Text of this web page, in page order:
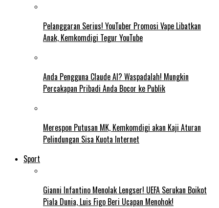
Pelanggaran Serius! YouTuber Promosi Vape Libatkan
Anak, Kemkomdigi Tegur YouTube
Anda Pengguna Claude AI? Waspadalah! Mungkin
Percakapan Pribadi Anda Bocor ke Publik
Merespon Putusan MK, Kemkomdigi akan Kaji Aturan
Pelindungan Sisa Kuota Internet
Sport
Gianni Infantino Menolak Lengser! UEFA Serukan Boikot
Piala Dunia, Luis Figo Beri Ucapan Menohok!